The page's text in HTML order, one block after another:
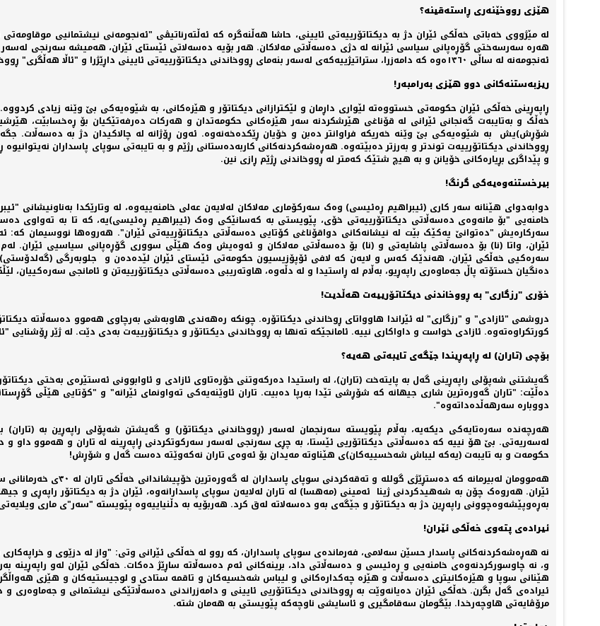
هێزی رووخێنەری ڕاستەقینە؟
لە مێژووی خەباتی خەڵکی ئێران دژ بە دیکتاتۆرییەتی ئایینی، حاشا هەڵنەگرە کە ئەڵتەرناتیڤی "ئەنجومەنی نیشتمانیی
هەرە سەرسەختی گۆڕەپانی سیاسی ئێرانە لە دژی دەسەڵاتی مەلاکان. هەر بۆیە دەسەلاتی ئێستای ئێران، هەمیشە سەرنجی لەسەر
ئەنجومەنە لە ساڵی ١٣٦٠ەوە کە دامەزرا، ستراتیژییەکەی لەسەر بنەمای ڕووخاندنی دیکتاتۆرییەتی ئایینی داڕێژرا و "ئاڵا هەڵگری" ڕووخاندنی دەسەڵاتی دیکتاتۆریی ئایینی بووە.
ریزبەستنەکانی دوو هێزی بەرامبەر!
ڕاپەڕینی خەڵکی ئێران حکومەتی خستووەتە لێواری داڕمان و لێکترازانی دیکتاتۆر و هێزەکانی، بە شێوەیەکی بێ وێنە زیادی
خەڵک و بەتایبەت گەنجانی ئێرانی لە قۆناغی هێرشکردنە سەر هێزەکانی حکومەتدان و هەرکات دەرفەتێکیان بۆ ڕەخسابێت،
شۆڕش)یش بە شێوەیەکی بێ وێنە خەریکە فراوانتر دەبن و خۆیان ڕێکدەخەنەوە. ئەون ڕۆژانە لە چالاکیدان دژ بە دەسەڵات.
ڕووخاندنی دیکتاتۆرییەت توندتر و بەرزتر دەبێتەوە. هەڕەشەکردنەکانی کاربەدەستانی رژێم و بە تایبەتی سوپای پاسداران
و پێداگری بڕیارەکانی خۆیانن و بە هیچ شتێک کەمتر لە ڕووخاندنی ڕژێم ڕازی نین.
بیرخستنەوەیەکی گرنگ!
دوابەدوای هێنانە سەر کاری (ئیبراهیم ڕەئیسی) وەک سەرکۆماری مەلاکان لەلایەن عەلی خامنەییەوە، لە وتارێکدا بەناونیشانی
خامنەیی "بۆ مانەوەی دەسەڵاتی دیکتاتۆرییەتی خۆی، پێویستی بە کەسانێکی وەک (ئیبراهیم ڕەئیسی)یە، کە تا بە تەواوی
سەرکارەیش "دەتوانێ یەکێک بێت لە نیشانەکانی دواقۆناغی کۆتایی دەسەڵاتی دیکتاتۆرییەتی ئێران". هەروەها نووسیمان کە:
ئێران، واتا (نا) بۆ دەسەڵاتی پاشایەتی و (نا) بۆ دەسەڵاتی مەلاکان و ئەوەیش وەک هێڵی سووری گۆڕەپانی سیاسیی ئێران.
سەرەکیی خەڵکی ئێران، هەندێک کەس و لایەن کە لافی ئۆپۆزیسیون حکومەتی ئێستای ئێران لێدەدەن و جلوبەرگی
دەنگیان خستۆتە پاڵ جەماوەری راپەڕیو، بەڵام لە ڕاستیدا و لە دڵەوە، هاوتەریبی دەسەڵاتی دیکتاتۆرییەتن و ئامانجی سەرەکییان،
خۆری "رزگاری" بە ڕووخاندنی دیکتاتۆرییەت هەڵدیت!
دروشمی "ئازادی" و "رزگاری" لە ئێراندا هاوواتای ڕوخاندنی دیکتاتۆرە. چونکە رەهەندی هاوبەشی بەرچاوی هەموو دەسەڵاتە
کورتکراوەتەوە. ئازادی خواست و داواکاری نییە. ئامانجێکە تەنها بە ڕووخاندنی دیکتاتۆر و دیکتاتۆرییەت بەدی دێت. لە ژێر ڕۆشنایی
بۆچی (تاران) لە ڕاپەڕیندا جێگەی تایبەتی هەیە؟
گەیشتنی شەپۆلی راپەڕینی گەل بە پایتەخت (تاران)، لە راستیدا دەرکەوتنی خۆرەتاوی ئازادی و ئاوابوونی ئەستێرەی بەختی
دەڵێت: "تاران گەورەترین شاری جیهانە کە شۆڕشی تێدا بەرپا دەبیت. تاران ئاوێنەیەکی تەواونمای ئێرانە" و "کۆتایی هێڵی
دووبارە سەرهەڵدەداتەوە".
هەرچەندە سەرەتایەکی دیکەیە، بەڵام پێویستە سەرنجمان لەسەر (ڕووخاندنی دیکتاتۆر) و گەیشتن شەپۆلی راپەڕین بە
لەسەریەتی. بێ هۆ نییە کە دەسەڵاتی دیکتاتۆریی ئێستا، بە چڕی سەرنجی لەسەر سەرکوتکردنی ڕاپەڕینە لە تاران و هەموو داو و
حکومەت و بە تایبەت (یەکە لیباش شەخسییەکان)ی هێناوتە مەیدان بۆ ئەوەی تاران نەکەوێتە دەست گەل و شۆڕش!
ئێران. هەروەک چۆن بە شەهیدکردنی ژینا ئەمینی (مەهسا) لە تاران لەلایەن سوپای پاسدارانەوە، ئێران دژ بە دیکتاتۆر راپەڕی و
بەڕەوپێشەوەچوونی راپەڕین دژ بە دیکتاتۆر و جێگەی بەو دەسەلاتە لەق کرد. هەربۆیە بە دڵنیاییەوە پێویستە "سەر"ی ماری
ئیرادەی پتەوی خەڵکی ئێران!
نە هەڕەشەکردنەکانی پاسدار حسێن سەلامی، فەرماندەی سوپای پاسداران، کە روو لە خەڵکی ئێرانی وتی: "واز لە دزێوی و
و، نە چاوسورکردنەوەی خامنەیی و ڕەئیسی و دەسەڵاتی داد، برینەکانی ئەم دەسەڵاتە ساڕێژ دەکات. خەڵکی ئێران لەو راپەڕینە
هێنانی سوپا و هێزەکانیتری دەسەڵات و هێزە چەکدارەکانی و لیباس شەخسیەکان و تاقمە ستادی و لوجیستیەکان و هێزی
ئیرادەی گەل بگرن. خەڵکی ئێران دەیانەوێت بە ڕووخاندنی دیکتاتۆریی ئایینی و دامەزراندنی دەسەڵاتێکی نیشتمانی و
مرۆڤایەتی هاوچەرخدا. بێگومان سەقامگیری و ئاسایشی ناوچەکە پێویستی بە هەمان شتە.